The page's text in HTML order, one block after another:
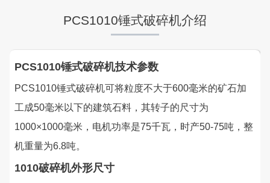
PCS1010锤式破碎机介绍
PCS1010锤式破碎机技术参数
PCS1010锤式破碎机可将粒度不大于600毫米的矿石加
工成50毫米以下的建筑石料，其转子的尺寸为
1000×1000毫米，电机功率是75千瓦，时产50-75吨，整
机重量为6.8吨。
1010破碎机外形尺寸
湖北省中昇东浩荆门建材时产500-600吨机制砂项目
项目坐标
湖北省荆门市
设计产能
时产500-600吨
项目业主
中昇东浩荆门建材